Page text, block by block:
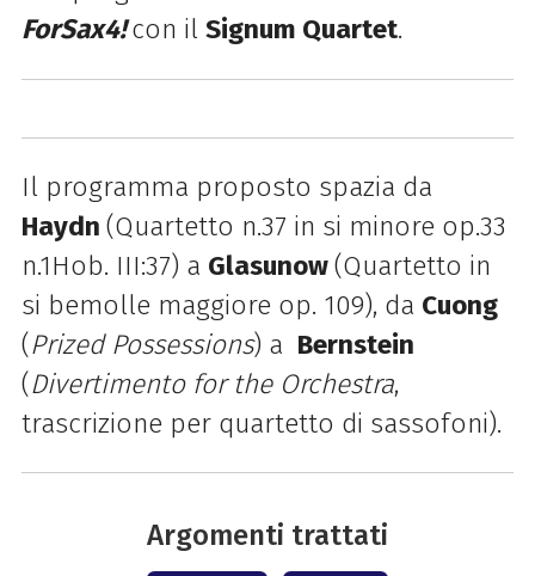
ForSax4! con il Signum Quartet.
Il programma proposto spazia da
Haydn (Quartetto n.37 in si minore op.33
n.1Hob. III:37) a Glasunow(Quartetto in
si bemolle maggiore op. 109), da Cuong
(Prized Possessions) a Bernstein
(Divertimento for the Orchestra,
trascrizione per quartetto di sassofoni).
Argomenti trattati